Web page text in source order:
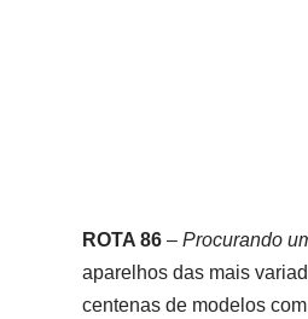
ROTA 86– Procurando
aparelhos das mais
centenas de modelos